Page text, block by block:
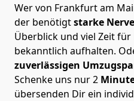
Wer von Frankfurt am
der benötigtstarke
Überblick und viel Zeit
bekanntlich aufhalten.
zuverlässigen
Schenke uns nur2
übersenden Dir ein